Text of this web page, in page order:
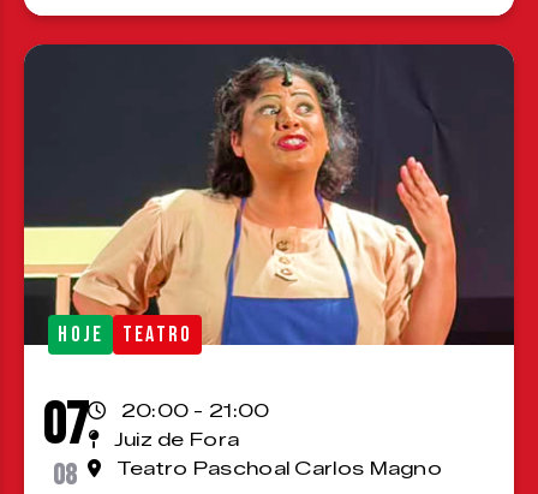
HOJE TEATRO
07
08
20:00 - 21:00
Juiz de Fora
Teatro Paschoal Carlos Magno